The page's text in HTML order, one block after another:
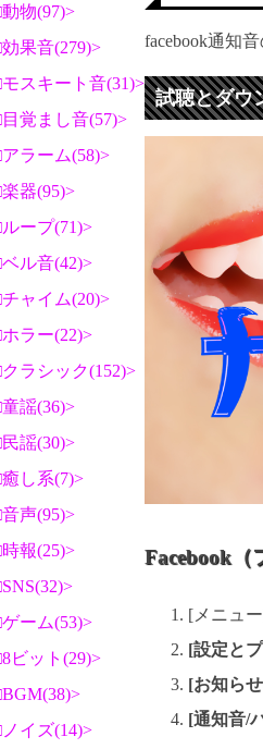
facebook通知
試聴とダウ
Facebook（
[メニュ
[設定と
[お知ら
[通知音/
動物(97)
効果音(279)
モスキート音(31)
目覚まし音(57)
アラーム(58)
楽器(95)
ループ(71)
ベル音(42)
チャイム(20)
ホラー(22)
クラシック(152)
童謡(36)
民謡(30)
癒し系(7)
音声(95)
時報(25)
SNS(32)
ゲーム(53)
8ビット(29)
BGM(38)
ノイズ(14)